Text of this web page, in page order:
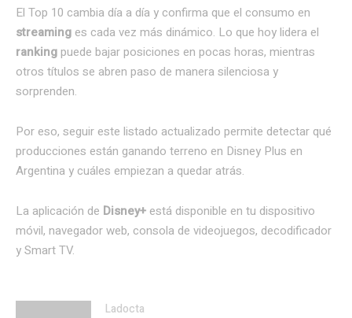
El Top 10 cambia día a día y confirma que el consumo en
streaming es cada vez más dinámico. Lo que hoy lidera el
ranking puede bajar posiciones en pocas horas, mientras
otros títulos se abren paso de manera silenciosa y
sorprenden.
Por eso, seguir este listado actualizado permite detectar qué
producciones están ganando terreno en Disney Plus en
Argentina y cuáles empiezan a quedar atrás.
La aplicación de Disney+ está disponible en tu dispositivo
móvil, navegador web, consola de videojuegos, decodificador
y Smart TV.
Ladocta